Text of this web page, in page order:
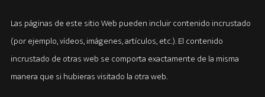
Las páginas de este sitio Web pueden incluir contenido incrustado
(por ejemplo, vídeos, imágenes, artículos, etc.). El contenido
incrustado de otras web se comporta exactamente de la misma
manera que si hubieras visitado la otra web.